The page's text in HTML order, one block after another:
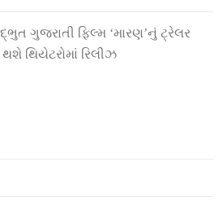
ગુજરાતી ફિલ્મ ‘મારણ’નું ટ્રેલર
થિયેટરોમાં રિલીઝ